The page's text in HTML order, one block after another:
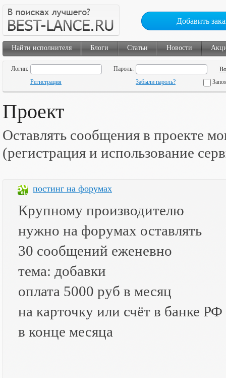
Добавить
Найти исполнителя Блоги Статьи Новости
Логин:
Пароль:
Регистрация
Забыли пароль?
Проект
Оставлять сообщения в проекте
(регистрация и использование
постинг на форумах
Крупному производителю
нужно на форумах оставлять
30 сообщений еженевно
тема: добавки
оплата 5000 руб в месяц
на карточку или счёт в банке РФ
в конце месяца